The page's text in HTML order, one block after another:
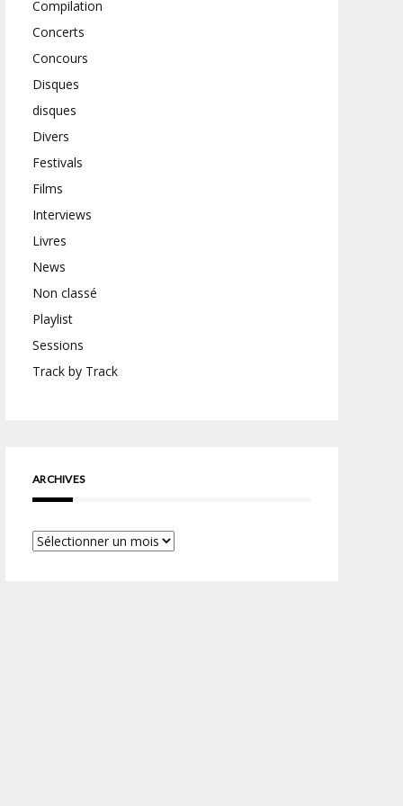
Compilation
Concerts
Concours
Disques
disques
Divers
Festivals
Films
Interviews
Livres
News
Non classé
Playlist
Sessions
Track by Track
ARCHIVES
Archives